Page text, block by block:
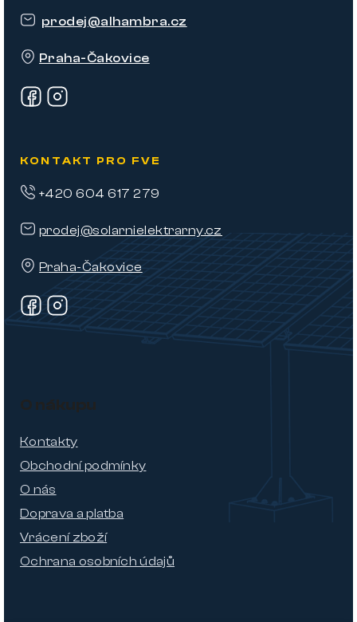
prodej@alhambra.cz
Praha-Čakovice
KONTAKT PRO FVE
prodej@solarnielektrarny.cz
Praha-Čakovice
+420 604 617 279
O nákupu
Kontakty
Obchodní podmínky
O nás
Doprava a platba
Vrácení zboží
Ochrana osobních údajů